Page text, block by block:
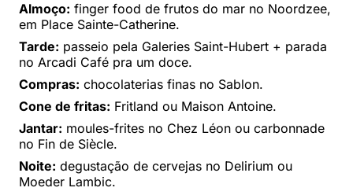
Almoço: finger food de frutos do mar no Noordzee,
em Place Sainte-Catherine.
Tarde: passeio pela Galeries Saint-Hubert + parada
no Arcadi Café pra um doce.
Compras: chocolaterias finas no Sablon.
Cone de fritas: Fritland ou Maison Antoine.
Jantar: moules-frites no Chez Léon ou carbonnade
no Fin de Siècle.
Noite: degustação de cervejas no Delirium ou
Moeder Lambic.